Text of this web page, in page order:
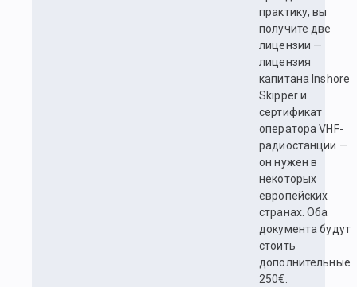
практику, вы
получите две
лицензии —
лицензия
капитана Inshore
Skipper и
сертификат
оператора VHF-
радиостанции —
он нужен в
некоторых
европейских
странах. Оба
документа будут
стоить
дополнительные
250€.